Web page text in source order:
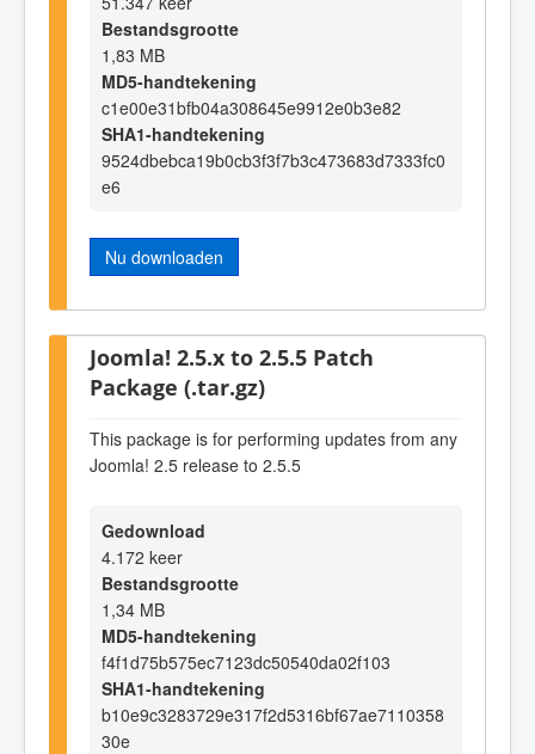
Bestandsgrootte
1,83 MB
MD5-handtekening
c1e00e31bfb04a308645e9912e0b3e82
SHA1-handtekening
9524dbebca19b0cb3f3f7b3c473683d7333fc0
e6
Nu downloaden
Joomla! 2.5.x to 2.5.5 Patch
Package (.tar.gz)
This package is for performing updates from any
Joomla! 2.5 release to 2.5.5
Gedownload
4.172 keer
Bestandsgrootte
1,34 MB
MD5-handtekening
f4f1d75b575ec7123dc50540da02f103
SHA1-handtekening
b10e9c3283729e317f2d5316bf67ae7110358
30e